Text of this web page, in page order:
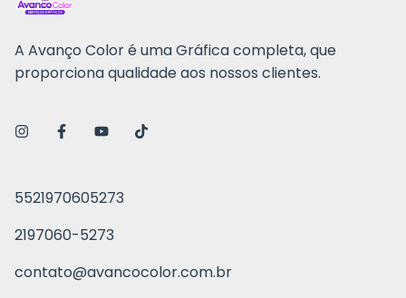
A Avanço Color é uma Gráfica completa, que
proporciona qualidade aos nossos clientes.
5521970605273
2197060-5273
contato@avancocolor.com.br